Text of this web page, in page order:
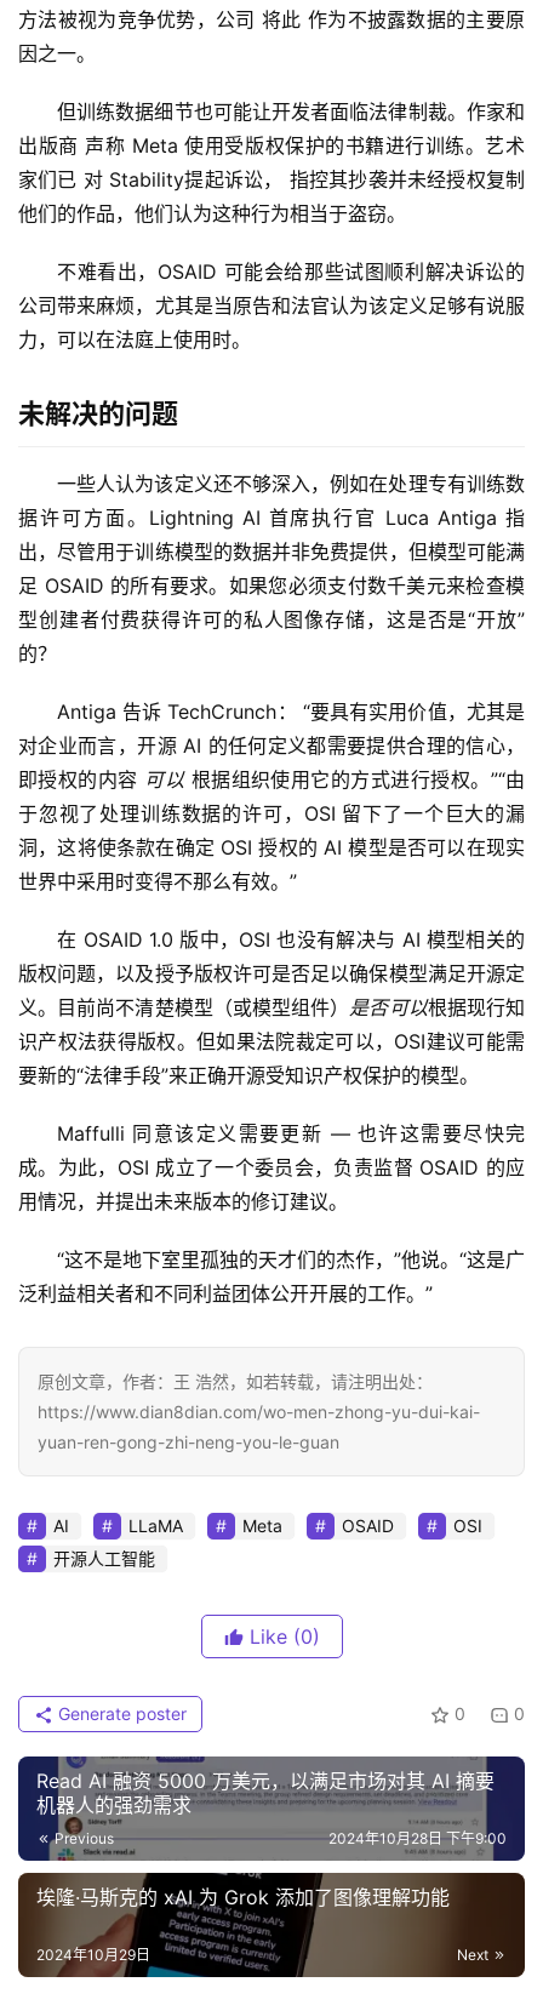
方法被视为竞争优势，公司 将此 作为不披露数据的主要原
因之一。
但训练数据细节也可能让开发者面临法律制裁。作家和
出版商 声称 Meta 使用受版权保护的书籍进行训练。艺术
家们已 对 Stability提起诉讼， 指控其抄袭并未经授权复制
他们的作品，他们认为这种行为相当于盗窃。
不难看出，OSAID 可能会给那些试图顺利解决诉讼的
公司带来麻烦，尤其是当原告和法官认为该定义足够有说服
力，可以在法庭上使用时。
未解决的问题
一些人认为该定义还不够深入，例如在处理专有训练数
据许可方面。Lightning AI 首席执行官 Luca Antiga 指
出，尽管用于训练模型的数据并非免费提供，但模型可能满
足 OSAID 的所有要求。如果您必须支付数千美元来检查模
型创建者付费获得许可的私人图像存储，这是否是“开放”
的？
Antiga 告诉 TechCrunch： “要具有实用价值，尤其是
对企业而言，开源 AI 的任何定义都需要提供合理的信心，
即授权的内容 可以 根据组织使用它的方式进行授权。”“由
于忽视了处理训练数据的许可，OSI 留下了一个巨大的漏
洞，这将使条款在确定 OSI 授权的 AI 模型是否可以在现实
世界中采用时变得不那么有效。”
在 OSAID 1.0 版中，OSI 也没有解决与 AI 模型相关的
版权问题，以及授予版权许可是否足以确保模型满足开源定
义。目前尚不清楚模型（或模型组件） 是否可以根据现行知
识产权法获得版权。但如果法院裁定可以，OSI建议可能需
要新的“法律手段”来正确开源受知识产权保护的模型。
Maffulli 同意该定义需要更新 — 也许这需要尽快完
成。为此，OSI 成立了一个委员会，负责监督 OSAID 的应
用情况，并提出未来版本的修订建议。
“这不是地下室里孤独的天才们的杰作，”他说。“这是广
泛利益相关者和不同利益团体公开开展的工作。”
原创文章，作者：王 浩然，如若转载，请注明出处：
https://www.dian8dian.com/wo-men-zhong-yu-dui-kai-
yuan-ren-gong-zhi-neng-you-le-guan
AI LLaMA Meta OSAID
OSI
开源人工智能
Like (0)
0 0
Generate poster
Read AI 融资 5000 万美元，以满足市场对其 AI 摘要
机器人的强劲需求
Previous 2024年10月28日 下午9:00
埃隆·马斯克的 xAI 为 Grok 添加了图像理解功能
Next
2024年10月29日